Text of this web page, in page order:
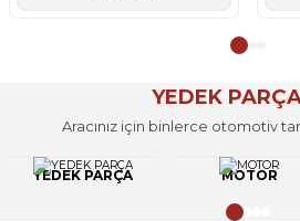
YEDEK
Aracınız için binlerce otomotiv
YEDEK PARÇA MOTOR